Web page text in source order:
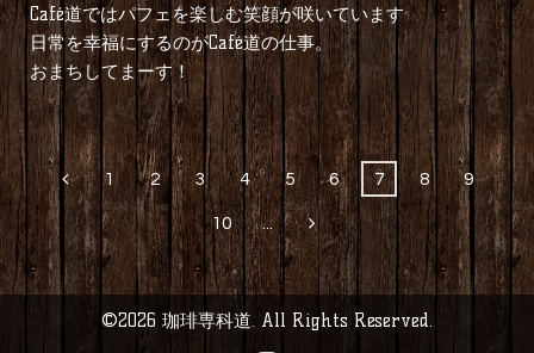
Café道ではパフェを楽しむ笑顔が咲いています
日常を幸福にするのがCafé道の仕事。
おまちしてまーす！
1 2 3 4 5 6 7 8 9
10 ...
©2026 珈琲専科道. All Rights Reserved.